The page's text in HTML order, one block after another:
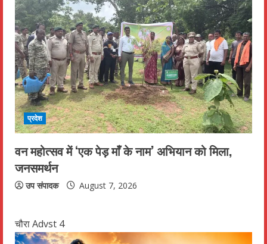
प्रदेश
वन महोत्सव में ‘एक पेड़ माँ के नाम’ अभियान को मिला,
जनसमर्थन
उप संपादक August 7, 2026
चौरा Advst 4